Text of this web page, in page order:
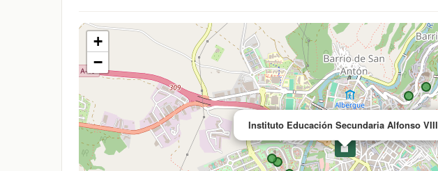
🏫
Instituto Educación Secundaria Alfonso VIII
+
−